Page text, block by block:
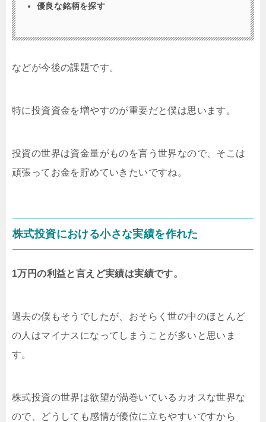
優良な銘柄を探す
などが今後の課題です。
特に投資資金を増やすのが重要だと僕は思います。
投資の世界は資金量がものを言う世界なので、そこは
頑張ってお金を貯めていきたいですね。
株式投資における小さな実績を作れた
1万円の利益と言えど実績は実績です。
過去の僕もそうでしたが、おそらく世の中のほとんど
の人はマイナスになってしまうことが多いと思いま
す。
株式投資の世界は欲望が渦巻いているカオスな世界な
ので、どうしても感情が優位に立ちやすいですから